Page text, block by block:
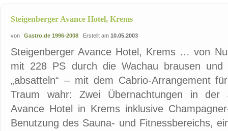
Steigenberger Avance Hotel, Krems
von Gastro.de 1996-2008 Erstellt am 10.05.2003
Steigenberger Avance Hotel, Krems … von
mit 228 PS durch die Wachau brausen und
„absatteln“ – mit dem Cabrio-Arrangement
Traum wahr: Zwei Übernachtungen in der
Avance Hotel in Krems inklusive
Benutzung des Sauna- und Fitnessbereichs,